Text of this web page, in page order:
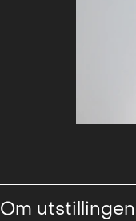
Om utstillingen